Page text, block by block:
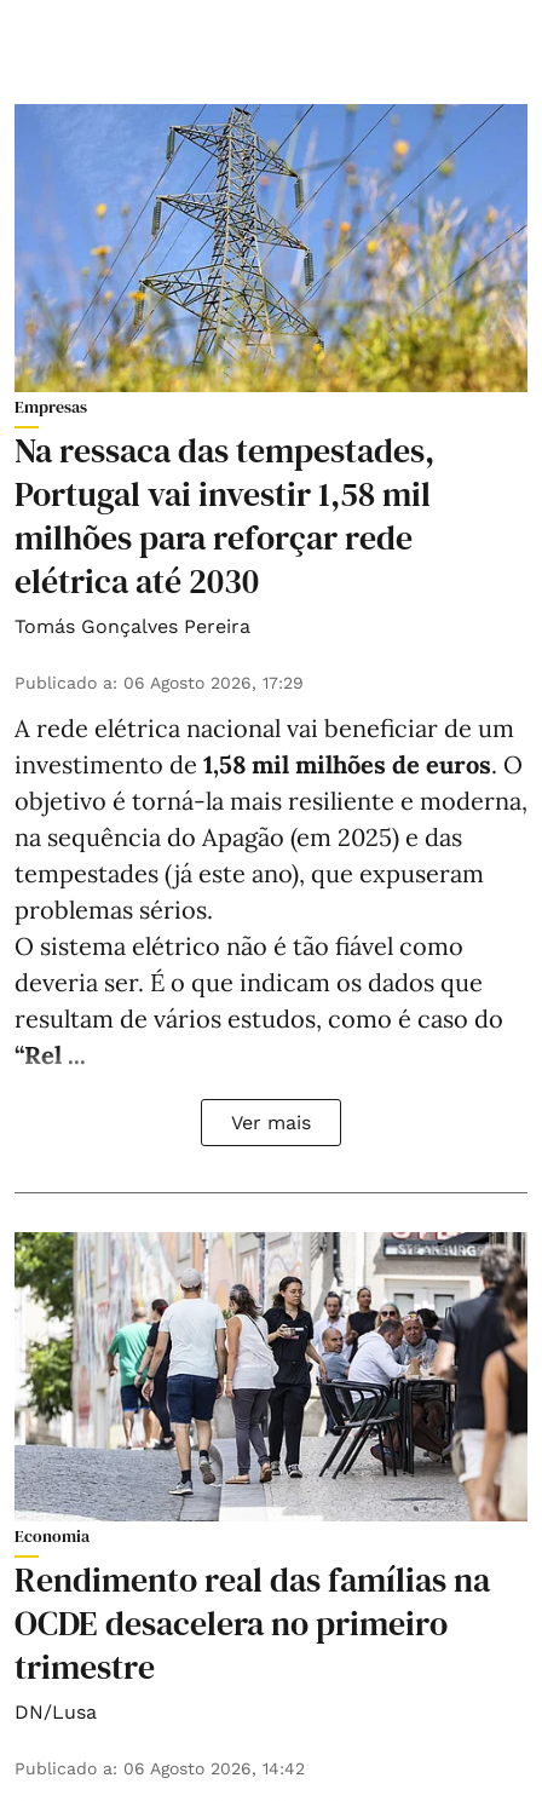
Empresas
Na ressaca das tempestades,
Portugal vai investir 1,58 mil
milhões para reforçar rede
elétrica até 2030
Tomás Gonçalves Pereira
Publicado a: 06 Agosto 2026, 17:29
A rede elétrica nacional vai beneficiar de um
investimento de 1,58 mil milhões de euros. O
objetivo é torná-la mais resiliente e moderna,
na sequência do Apagão (em 2025) e das
tempestades (já este ano), que expuseram
problemas sérios.
O sistema elétrico não é tão fiável como
deveria ser. É o que indicam os dados que
resultam de vários estudos, como é caso do
“Rel ...
Ver mais
Economia
Rendimento real das famílias na
OCDE desacelera no primeiro
trimestre
DN/Lusa
Publicado a: 06 Agosto 2026, 14:42